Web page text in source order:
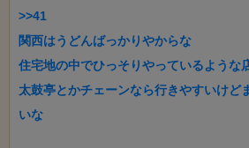
>>41
関西はうどんばっかりやからな
住宅地の中でひっそりやっているような
太鼓亭とかチェーンなら行きやすいけど
いな